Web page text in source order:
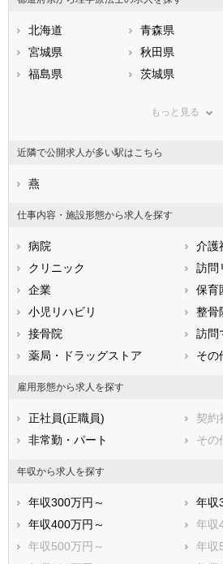
北海道 青森県
宮城県
秋田県
福島県
茨城県
神奈川県
石川県
福井県
静岡県
鳥取県
広島県
香川県
福岡県
熊本県
鹿児島県
もっと見る
近隣で公開求人が多い駅はこちら
燕
仕事内容・施設形態から求人を探す
病院
介護
クリニック
訪問
企業
保育
小児リハビリ
整骨
接骨院
訪問
薬局・ドラッグストア
その
雇用形態から求人を探す
正社員(正職員)
契約
非常勤・パート
その
年収から求人を探す
年収300万円～
年収
年収400万円～
年収
年収500万円～
年収